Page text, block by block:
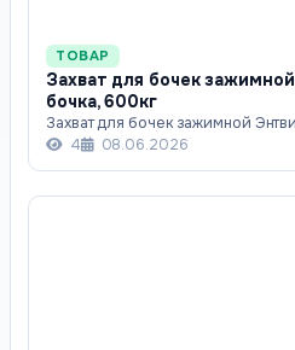
ТОВАР
Захват для бочек зажимной
бочка, 600кг
Захват для бочек зажимной
4
08.06.2026